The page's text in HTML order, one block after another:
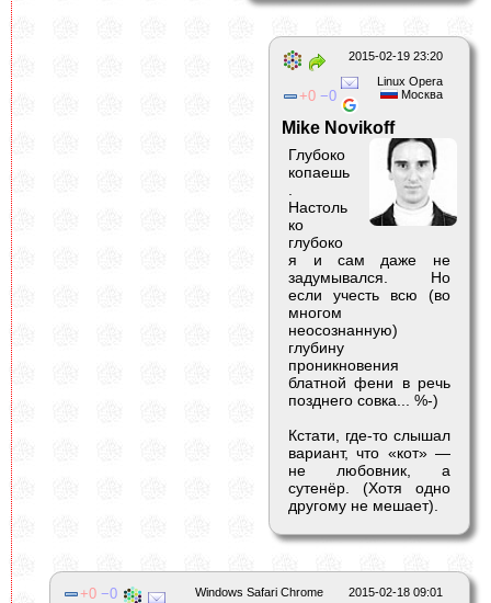
2015-02-19 23:20
Linux Opera
Москва
0 0
Mike Novikoff
Глубоко
копаешь
Настоль
ко
глубоко
я и сам даже не
задумывался. Но
если учесть всю (во
многом
неосознанную)
глубину
проникновения
блатной фени в речь
позднего совка... %-)
Кстати, где-то слышал
вариант, что «кот» —
не любовник, а
сутенёр. (Хотя одно
другому не мешает).
2015-02-18 09:01
Windows Safari Chrome
0 0